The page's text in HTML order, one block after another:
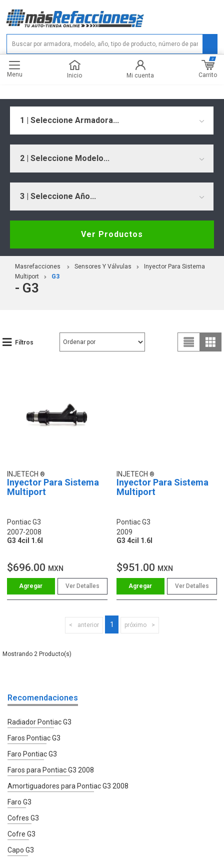
Menu Inicio Mi cuenta Carrito
0
1 | Seleccione Armadora...
2 | Seleccione Modelo...
3 | Seleccione Año...
Ver Productos
Masrefacciones Sensores Y Válvulas
Inyector Para Sistema
Multiport
G3
- G3
Filtros
INJETECH
Inyector Para Sistema
Multiport
Pontiac G3
2007-2008
G3 4cil 1.6l
$696.00 MXN
Ver Detalles
INJETECH
Inyector Para Sistema
Multiport
Pontiac G3
2009
G3 4cil 1.6l
$951.00 MXN
Ver Detalles
anterior 1 próximo
2
Recomendaciones
Radiador Pontiac G3
Faros Pontiac G3
Faro Pontiac G3
Faros para Pontiac G3 2008
Amortiguadores para Pontiac G3 2008
Faro G3
Cofres G3
Cofre G3
Capo G3